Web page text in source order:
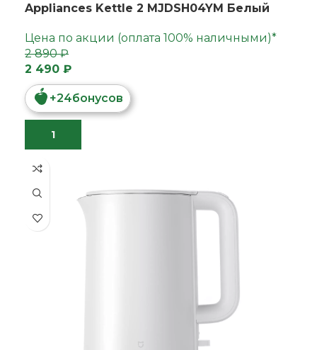
Appliances Kettle 2 MJDSH04YM Белый
Цена по акции (оплата 100% наличными)*
2 490 ₽
+24бонусов
2 890 ₽